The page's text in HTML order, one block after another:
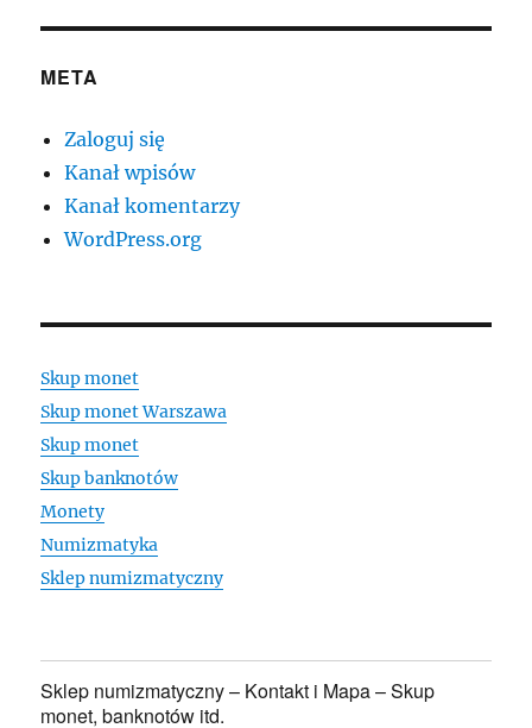
META
Zaloguj się
Kanał wpisów
Kanał komentarzy
WordPress.org
Skup monet
Skup monet Warszawa
Skup monet
Skup banknotów
Monety
Numizmatyka
Sklep numizmatyczny
Sklep numizmatyczny – Kontakt i Mapa – Skup
monet, banknotów itd.